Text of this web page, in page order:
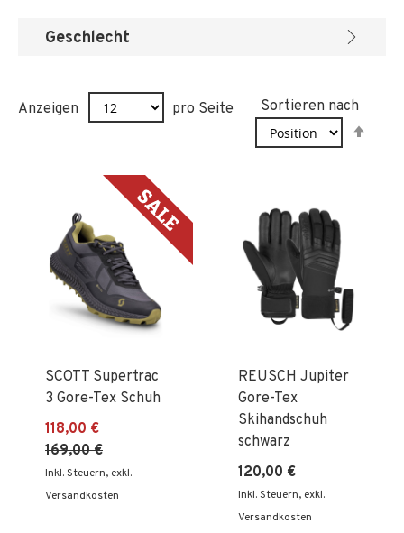
Anzeigen pro Seite
Sortieren nach
SCOTT Supertrac
3 Gore-Tex Schuh
118,00 €
169,00 €
Inkl. Steuern, exkl.
Versandkosten
REUSCH Jupiter
Gore-Tex
Skihandschuh
schwarz
120,00 €
Inkl. Steuern, exkl.
Versandkosten
Geschlecht